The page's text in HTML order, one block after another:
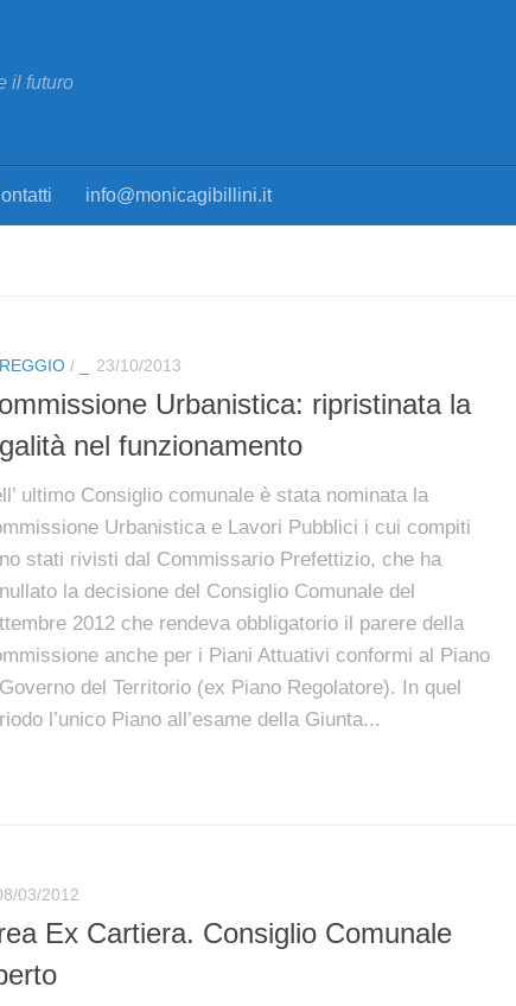
il futuro
info@monicagibillini.it
/ 23/10/2013
Urbanistica: ripristinata la
nel funzionamento
ultimo Consiglio comunale è stata nominata la
Urbanistica e Lavori Pubblici i cui compiti
stati rivisti dal Commissario Prefettizio, che ha
la decisione del Consiglio Comunale del
2012 che rendeva obbligatorio il parere della
anche per i Piani Attuativi conformi al Piano
del Territorio (ex Piano Regolatore). In quel
l’unico Piano all’esame della Giunta...
03/2012
Ex Cartiera. Consiglio Comunale